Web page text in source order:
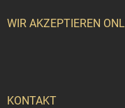
WIR AKZEPTIEREN
KONTAKT